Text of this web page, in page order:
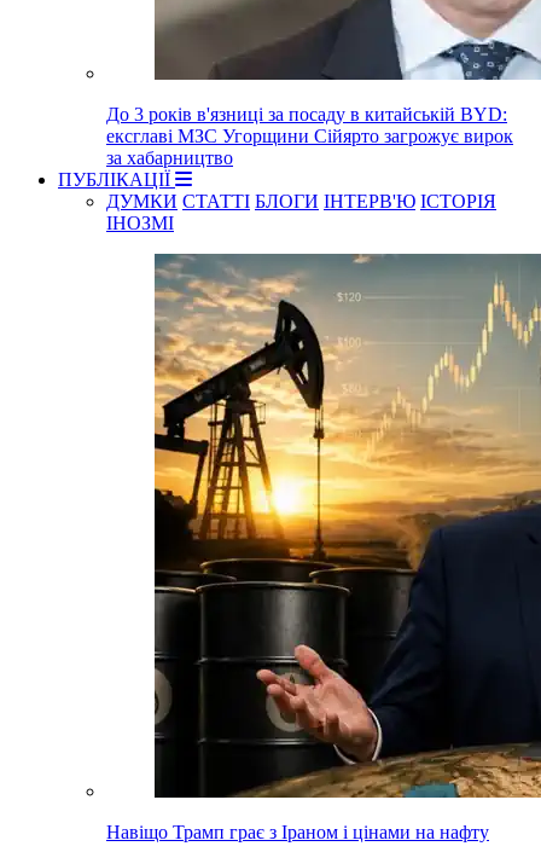
До 3 років в'язниці за посаду в китайській BYD:
ексглаві МЗС Угорщини Сійярто загрожує вирок
за хабарництво
ПУБЛІКАЦІЇ
ДУМКИ СТАТТІ БЛОГИ ІНТЕРВ'Ю ІСТОРІЯ
ІНОЗМІ
Навіщо Трамп грає з Іраном і цінами на нафту